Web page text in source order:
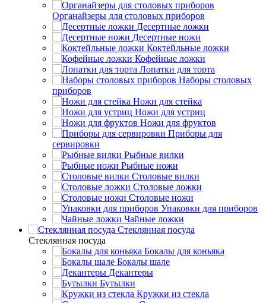
Органайзеры для столовых приборов
Десертные ложки
Десертные ножи
Коктейльные ложки
Кофейные ложки
Лопатки для торта
Наборы столовых
приборов
Ножи для стейка
Ножи для устриц
Ножи для фруктов
Приборы для
сервировки
Рыбные вилки
Рыбные ножи
Столовые вилки
Столовые ложки
Столовые ножи
Упаковки для приборов
Чайные ложки
Стеклянная посуда
Стеклянная посуда
Бокалы для коньяка
Бокалы шале
Декантеры
Бутылки
Кружки из стекла